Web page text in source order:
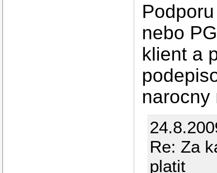
nebo
klient a
narocny
Re: Za
platit